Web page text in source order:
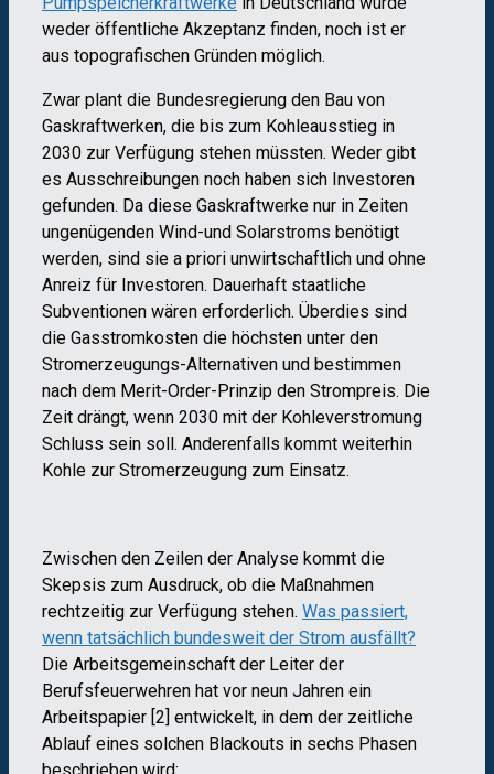
weder öffentliche Akzeptanz finden, noch ist er
aus topografischen Gründen möglich.
Zwar plant die Bundesregierung den Bau von
Gaskraftwerken, die bis zum Kohleausstieg in
2030 zur Verfügung stehen müssten. Weder gibt
es Ausschreibungen noch haben sich Investoren
gefunden. Da diese Gaskraftwerke nur in Zeiten
ungenügenden Wind-und Solarstroms benötigt
werden, sind sie a priori unwirtschaftlich und ohne
Anreiz für Investoren. Dauerhaft staatliche
Subventionen wären erforderlich. Überdies sind
die Gasstromkosten die höchsten unter den
Stromerzeugungs-Alternativen und bestimmen
nach dem Merit-Order-Prinzip den Strompreis. Die
Zeit drängt, wenn 2030 mit der Kohleverstromung
Schluss sein soll. Anderenfalls kommt weiterhin
Kohle zur Stromerzeugung zum Einsatz.
Zwischen den Zeilen der Analyse kommt die
Skepsis zum Ausdruck, ob die Maßnahmen
rechtzeitig zur Verfügung stehen. Was passiert,
wenn tatsächlich bundesweit der Strom ausfällt?
Die Arbeitsgemeinschaft der Leiter der
Berufsfeuerwehren hat vor neun Jahren ein
Arbeitspapier [2] entwickelt, in dem der zeitliche
Ablauf eines solchen Blackouts in sechs Phasen